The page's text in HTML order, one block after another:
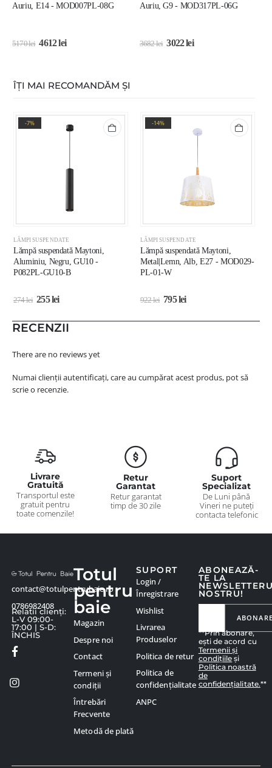
Auriu, E14 - MOD007PL-08G
5170lei 4612lei
Auriu, G9 - MOD317PL-06G
3682lei 3022lei
ÎȚI MAI RECOMANDĂM ȘI
-7%
LĂMPI SUSPENDATE
Lămpă suspendată Maytoni,
Aluminiu, Negru, GU10 -
P082PL-GU10-B
274lei 255lei
-14%
LĂMPI SUSPENDATE
Lămpă suspendată Maytoni,
Metal|Lemn, Alb, E27 - MOD029-
PL-01-W
922lei 795lei
RECENZII
There are no reviews yet
Numai clienții autentificați, care au cumpărat acest produs, pot să
scrie o recenzie.
Livrare
Gratuită
Transportul este
gratuit pentru
toate comenzile!
Retur
Garantat
Retur garantat
timp de 30 zile
Suport
Specializat
De Luni până
Vineri ne puteți
contacta telefonic
contact@totulpentrubaie.ro
0786982408
Relatii clienți:
L-V 09:00-
17:00 | S-D:
ÎNCHIS
ABONEAZĂ-
TE LA
NOSTRU!
**Prin abonare,
ești de acord cu
Termenii și
condițiile și
Politica noastră
de
confidențialitate.**
Totul
pentru
baie
Magazin
Despre noi
Contact
Termeni și
condiții
Întrebări
Frecvente
Metodă de plată
SUPORT
Login /
Înregistrare
Wishlist
Livrarea
Produselor
Politica de retur
Politica de
confidențialitate
ANPC